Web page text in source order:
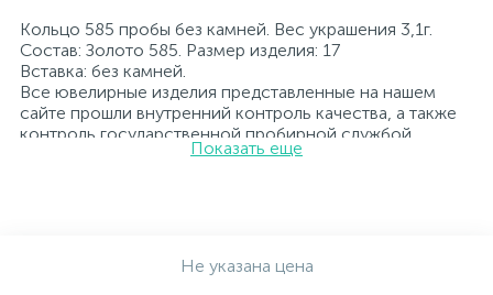
Кольцо 585 пробы без камней. Вес украшения 3,1г.
Состав: Золото 585. Размер изделия: 17
Вставка: без камней.
Все ювелирные изделия представленные на нашем
сайте прошли внутренний контроль качества, а также
контроль государственной пробирной службой
Украины, на всех изделиях стоит соответствующая
особенностей цветопередачи экрана
Показать еще
Не указана цена